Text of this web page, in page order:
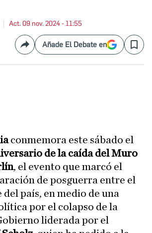
Act. 09 nov. 2024 - 11:55
CompartirAñade El Debate en Save
conmemora este sábado el
de la caída del Muro
, el evento que marcó el
de posguerra entre el
del país, en medio de una
por el colapso de la
liderada por el